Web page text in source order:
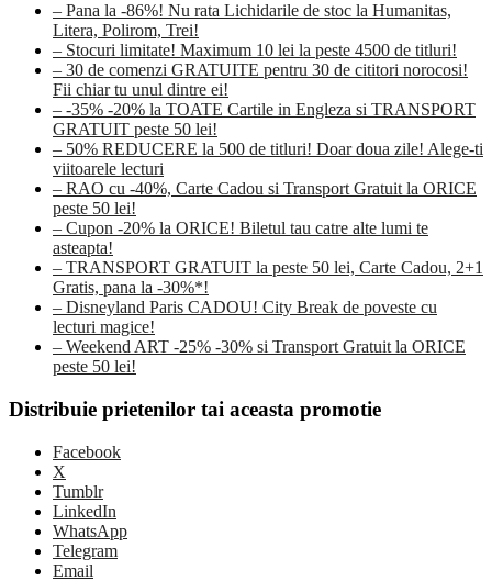
– Pana la -86%! Nu rata Lichidarile de stoc la Humanitas,
Litera, Polirom, Trei!
– Stocuri limitate! Maximum 10 lei la peste 4500 de titluri!
– 30 de comenzi GRATUITE pentru 30 de cititori norocosi!
Fii chiar tu unul dintre ei!
– -35% -20% la TOATE Cartile in Engleza si TRANSPORT
GRATUIT peste 50 lei!
– 50% REDUCERE la 500 de titluri! Doar doua zile! Alege-ti
viitoarele lecturi
– RAO cu -40%, Carte Cadou si Transport Gratuit la ORICE
peste 50 lei!
– Cupon -20% la ORICE! Biletul tau catre alte lumi te
asteapta!
– TRANSPORT GRATUIT la peste 50 lei, Carte Cadou, 2+1
Gratis, pana la -30%*!
– Disneyland Paris CADOU! City Break de poveste cu
lecturi magice!
– Weekend ART -25% -30% si Transport Gratuit la ORICE
peste 50 lei!
Distribuie prietenilor tai aceasta promotie
Facebook
X
Tumblr
LinkedIn
WhatsApp
Telegram
Email